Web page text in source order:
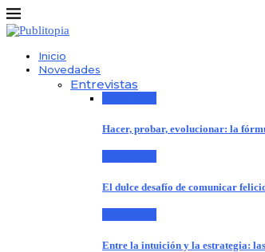
Inicio
Novedades
Entrevistas
Hacer, probar, evolucionar: la
El dulce desafío de comunicar
Entre la intuición y la estrategia: